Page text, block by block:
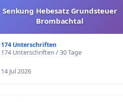
Senkung Hebesatz Grundsteuer
Brombachtal
174 Unterschriften
174 Unterschriften / 30 Tage
14 Jul 2026